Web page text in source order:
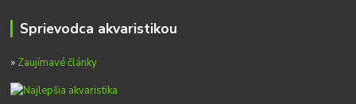
Sprievodca akvaristikou
» Zaujímavé články